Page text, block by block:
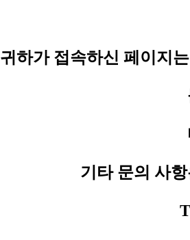
귀하가 접속하신 페이지
기타 문의 사